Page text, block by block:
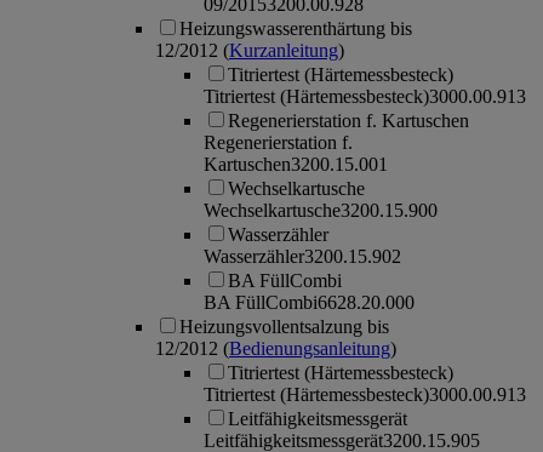
Heizungswasserenthärtung bis
12/2012 (Kurzanleitung)
Titriertest (Härtemessbesteck)
Titriertest (Härtemessbesteck)3000.00.913
Regenerierstation f. Kartuschen
Regenerierstation f.
Kartuschen3200.15.001
Wechselkartusche
Wechselkartusche3200.15.900
Wasserzähler
Wasserzähler3200.15.902
BA FüllCombi
BA FüllCombi6628.20.000
Heizungsvollentsalzung bis
12/2012 (Bedienungsanleitung)
Titriertest (Härtemessbesteck)
Titriertest (Härtemessbesteck)3000.00.913
Leitfähigkeitsmessgerät
Leitfähigkeitsmessgerät3200.15.905